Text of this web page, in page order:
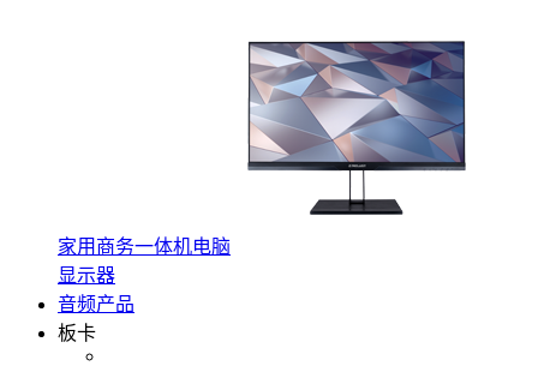
家用商务一体机电脑
显示器
音频产品
板卡